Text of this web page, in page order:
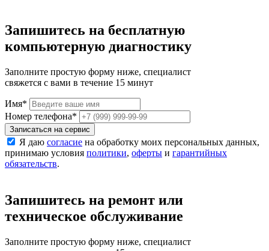
Запишитесь на бесплатную
компьютерную диагностику
Заполните простую форму ниже, специалист
свяжется с вами в течение 15 минут
Имя*
Номер телефона*
Записаться на сервис
Я даю согласие на обработку моих персональных данных,
принимаю условия политики, оферты и гарантийных
обязательств.
Запишитесь на ремонт или
техническое обслуживание
Заполните простую форму ниже, специалист